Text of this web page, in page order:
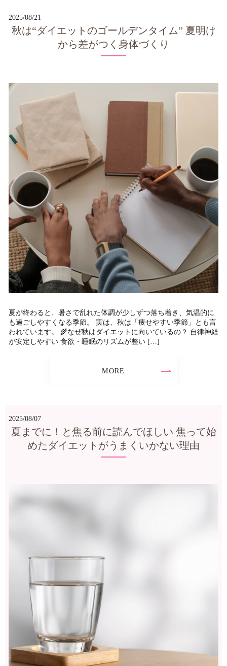
2025/08/21
秋は“ダイエットのゴールデンタイム” 夏明け
から差がつく身体づくり
夏が終わると、暑さで乱れた体調が少しずつ落ち着き、気温的に
も過ごしやすくなる季節。 実は、秋は「痩せやすい季節」とも言
われています。 🌾なぜ秋はダイエットに向いているの？ 自律神経
が安定しやすい 食欲・睡眠のリズムが整い […]
MORE
2025/08/07
夏までに！と焦る前に読んでほしい 焦って始
めたダイエットがうまくいかない理由